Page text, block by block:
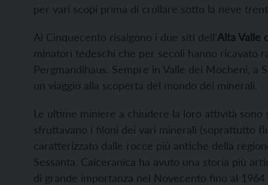
per vari scopi prima di crollare sotto la neve
Al Cinquecento risalgono i due siti dell’Alta Valle
minatori tedeschi che per secoli hanno ricavato
Pergmandlhaus. Sempre in Valle dei Mocheni, a
un viaggio alla scoperta del mondo dei minerali.
Le ultime miniere a chiudere la loro attività
sfruttavano i filoni dei vari minerali (soprattutto
caratterizzato dalle rocce più antiche della
Sessanta. Calceranica ha avuto una storia più
di grande importanza nel Novecento fino al